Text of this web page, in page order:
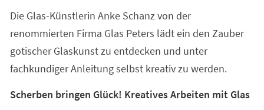
neuen
Die Glas-Künstlerin Anke Schanz von der
renommierten Firma Glas Peters lädt ein den Zauber
gotischer Glaskunst zu entdecken und unter
fachkundiger Anleitung selbst kreativ zu werden.
Scherben bringen Glück! Kreatives Arbeiten mit Glas